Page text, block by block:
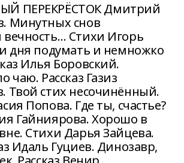
ПЕРЕКРЁСТОК Дмитрий
Минутных снов
вечность… Стихи Игорь
дня подумать и немножко
Илья Боровский.
чаю. Рассказ Газиз
Твой стих несочинённый.
Попова. Где ты, счастье?
Гайниярова. Хорошо в
Стихи Дарья Зайцева.
Идаль Гуциев. Динозавр,